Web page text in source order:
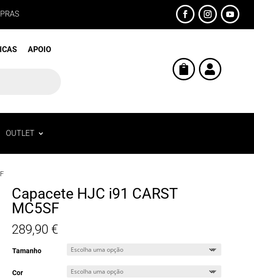
APOIO
 
OUTLET
Capacete HJC i91 CARST
MC5SF
289,90 €
Tamanho
Cor